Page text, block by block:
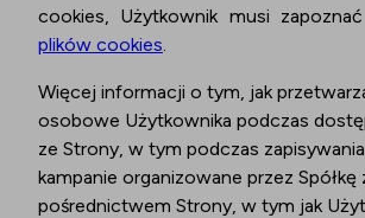
cookies, Użytkownik musi
plików cookies.
Więcej informacji o tym, jak
osobowe Użytkownika podczas
ze Strony, w tym podczas
kampanie organizowane przez Spółkę
pośrednictwem Strony, w tym jak